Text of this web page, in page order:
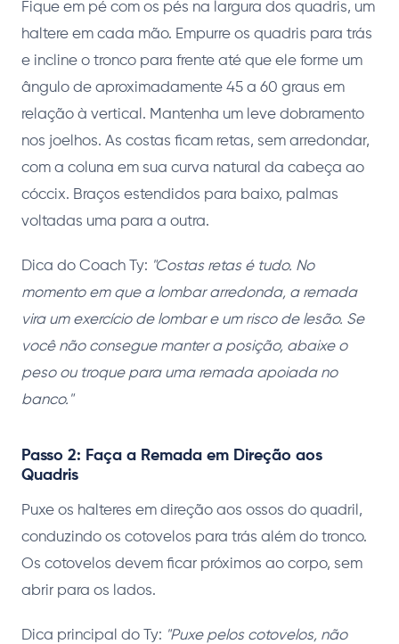
Fique em pé com os pés na largura dos quadris, um
haltere em cada mão. Empurre os quadris para trás
e incline o tronco para frente até que ele forme um
ângulo de aproximadamente 45 a 60 graus em
relação à vertical. Mantenha um leve dobramento
nos joelhos. As costas ficam retas, sem arredondar,
com a coluna em sua curva natural da cabeça ao
cóccix. Braços estendidos para baixo, palmas
voltadas uma para a outra.
Dica do Coach Ty: "Costas retas é tudo. No
momento em que a lombar arredonda, a remada
vira um exercício de lombar e um risco de lesão. Se
você não consegue manter a posição, abaixe o
peso ou troque para uma remada apoiada no
banco."
Passo 2: Faça a Remada em Direção aos
Quadris
Puxe os halteres em direção aos ossos do quadril,
conduzindo os cotovelos para trás além do tronco.
Os cotovelos devem ficar próximos ao corpo, sem
abrir para os lados.
Dica principal do Ty: "Puxe pelos cotovelos, não